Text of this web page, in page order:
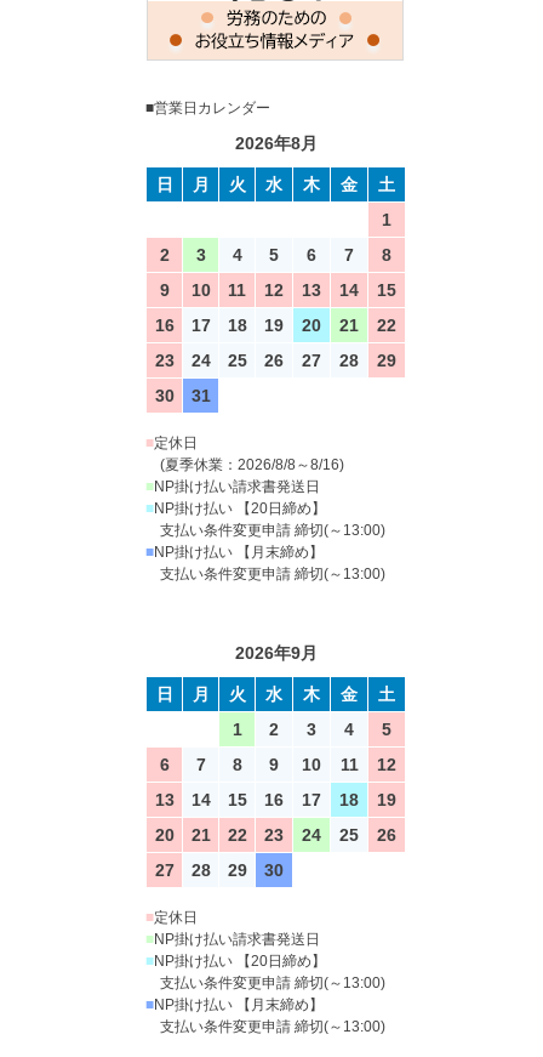
■営業日カレンダー
2026年8月
日 月 火 水 木 金
土
1
2
3 4 5 6 7
8
9
10 11 12 13 14
15
16
17 18 19 20 21
22
23
24 25 26 27 28
29
30
31
■定休日
(夏季休業：2026/8/8～8/16)
■NP掛け払い請求書発送日
■NP掛け払い 【20日締め】
支払い条件変更申請 締切(～13:00)
■NP掛け払い 【月末締め】
支払い条件変更申請 締切(～13:00)
2026年9月
日 月 火 水 木 金
土
1
2 3 4
5
6
7 8 9 10 11
12
13
14 15 16 17 18
19
20
21 22 23 24 25
26
27
28 29 30
■定休日
■NP掛け払い請求書発送日
■NP掛け払い 【20日締め】
支払い条件変更申請 締切(～13:00)
■NP掛け払い 【月末締め】
支払い条件変更申請 締切(～13:00)